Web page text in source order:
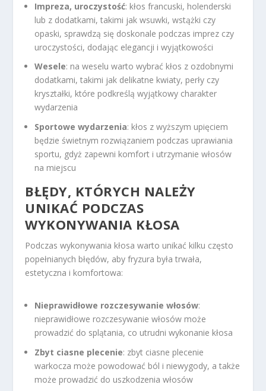
Impreza, uroczystość: kłos francuski, holenderski
lub z dodatkami, takimi jak wsuwki, wstążki czy
opaski, sprawdzą się doskonale podczas imprez czy
uroczystości, dodając elegancji i wyjątkowości
Wesele: na weselu warto wybrać kłos z ozdobnymi
dodatkami, takimi jak delikatne kwiaty, perły czy
kryształki, które podkreślą wyjątkowy charakter
wydarzenia
Sportowe wydarzenia: kłos z wyższym upięciem
będzie świetnym rozwiązaniem podczas uprawiania
sportu, gdyż zapewni komfort i utrzymanie włosów
na miejscu
BŁĘDY, KTÓRYCH NALEŻY
UNIKAĆ PODCZAS
WYKONYWANIA KŁOSA
Podczas wykonywania kłosa warto unikać kilku często
popełnianych błędów, aby fryzura była trwała,
estetyczna i komfortowa:
Nieprawidłowe rozczesywanie włosów:
nieprawidłowe rozczesywanie włosów może
prowadzić do splątania, co utrudni wykonanie kłosa
Zbyt ciasne plecenie: zbyt ciasne plecenie
warkocza może powodować ból i niewygody, a także
może prowadzić do uszkodzenia włosów